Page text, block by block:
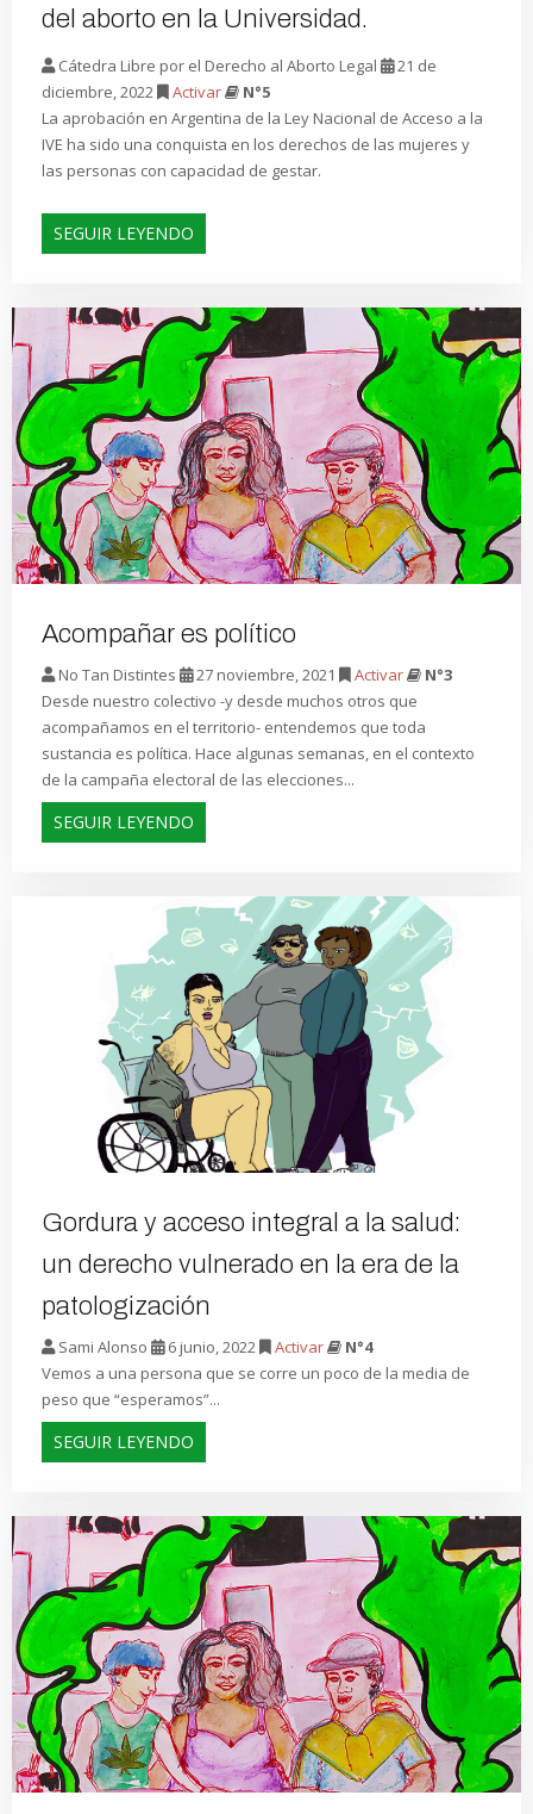
del aborto en la Universidad.
Cátedra Libre por el Derecho al Aborto Legal
21 de
diciembre, 2022
Activar
N°5
La aprobación en Argentina de la Ley Nacional de Acceso a la
IVE ha sido una conquista en los derechos de las mujeres y
las personas con capacidad de gestar.
SEGUIR LEYENDO
Acompañar es político
No Tan Distintes 27 noviembre, 2021 Activar
N°3
Desde nuestro colectivo -y desde muchos otros que
acompañamos en el territorio- entendemos que toda
sustancia es política. Hace algunas semanas, en el contexto
de la campaña electoral de las elecciones...
SEGUIR LEYENDO
Gordura y acceso integral a la salud:
un derecho vulnerado en la era de la
patologización
Sami Alonso 6 junio, 2022 Activar
N°4
Vemos a una persona que se corre un poco de la media de
peso que “esperamos”...
SEGUIR LEYENDO